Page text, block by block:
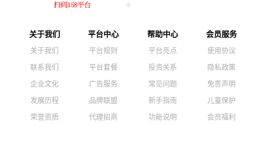
关于我们
关于我们
联系我们
企业文化
发展历程
荣誉资质
平台中心
平台规则
平台套餐
广告服务
品牌联盟
代理招商
帮助中心
平台亮点
投资关系
常见问题
新手指南
功能说明
会员服务
使用协议
隐私政策
免责声明
儿童保护
会员福利